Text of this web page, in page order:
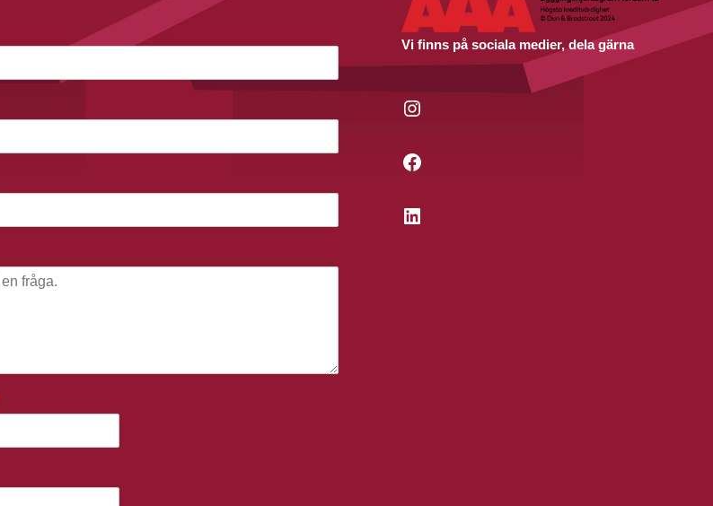
Vi finns på sociala medier, dela gärna
Instagram
Facebook
LinkedIn